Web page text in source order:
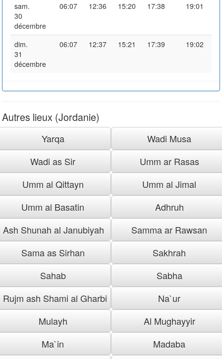
sam.
30
décembre
06:07 12:36 15:20 17:38 19:01
dim.
31
décembre
06:07 12:37 15:21 17:39 19:02
Autres lieux (Jordanie)
Yarqa
Wadi Musa
Wadi as Sir
Umm ar Rasas
Umm al Qittayn
Umm al Jimal
Umm al Basatin
Adhruh
Ash Shunah al Janubiyah
Samma ar Rawsan
Sama as Sirhan
Sakhrah
Sahab
Sabha
Rujm ash Shami al Gharbi
Na`ur
Mulayh
Al Mughayyir
Ma`in
Madaba